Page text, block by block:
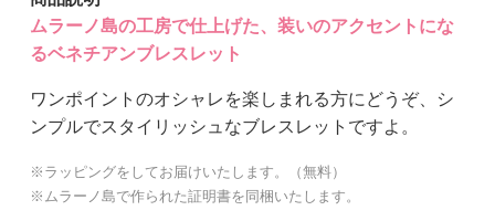
ムラーノ島の工房で仕上げた、装いのアクセントにな
るベネチアンブレスレット
ワンポイントのオシャレを楽しまれる方にどうぞ、シ
ンプルでスタイリッシュなブレスレットですよ。
※ラッピングをしてお届けいたします。（無料）
※ムラーノ島で作られた証明書を同梱いたします。